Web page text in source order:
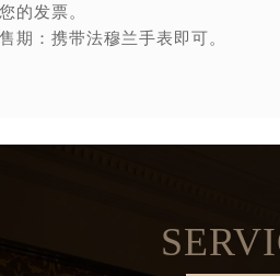
的发票。
期：携带法穆兰手表即可。